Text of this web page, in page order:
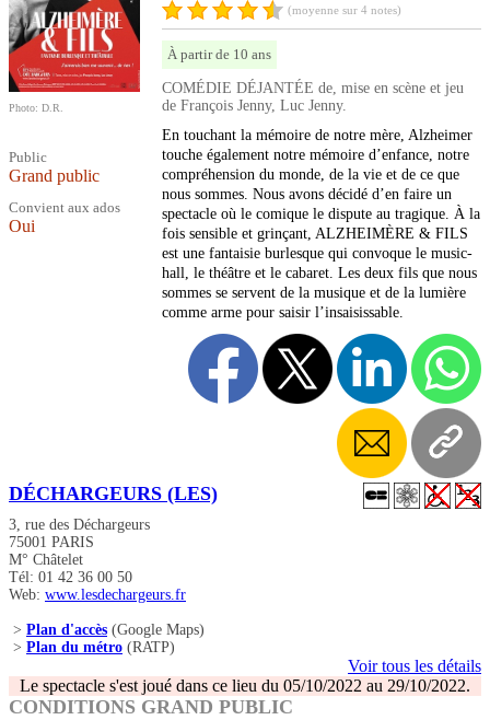
Photo: D.R.
Public
Grand public
Convient aux ados
Oui
(moyenne sur 4 notes)
À partir de 10 ans
COMÉDIE DÉJANTÉE de, mise en scène et jeu
de François Jenny, Luc Jenny.
En touchant la mémoire de notre mère, Alzheimer
touche également notre mémoire d’enfance, notre
compréhension du monde, de la vie et de ce que
nous sommes. Nous avons décidé d’en faire un
spectacle où le comique le dispute au tragique. À la
fois sensible et grinçant, ALZHEIMÈRE & FILS
est une fantaisie burlesque qui convoque le music-
hall, le théâtre et le cabaret. Les deux fils que nous
sommes se servent de la musique et de la lumière
comme arme pour saisir l’insaisissable.
DÉCHARGEURS (LES)
3, rue des Déchargeurs
75001 PARIS
M° Châtelet
Tél: 01 42 36 00 50
Web: www.lesdechargeurs.fr
> Plan d'accès (Google Maps)
> Plan du métro (RATP)
Voir tous les détails
Le spectacle s'est joué dans ce lieu du 05/10/2022 au 29/10/2022.
CONDITIONS GRAND PUBLIC